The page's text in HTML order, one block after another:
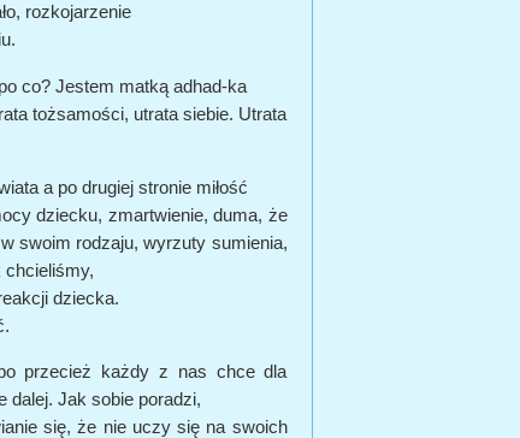
rozkojarzenie
co? Jestem matką adhad-ka
tożsamości, utrata siebie. Utrata
a po drugiej stronie miłość
dziecku, zmartwienie, duma, że
swoim rodzaju, wyrzuty sumienia,
chcieliśmy,
dziecka.
przecież każdy z nas chce dla
dalej. Jak sobie poradzi,
się, że nie uczy się na swoich